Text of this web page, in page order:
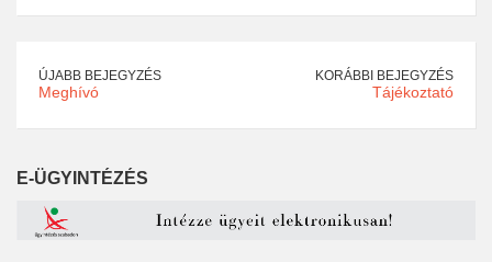
ÚJABB BEJEGYZÉS
Meghívó
KORÁBBI BEJEGYZÉS
Tájékoztató
E-ÜGYINTÉZÉS